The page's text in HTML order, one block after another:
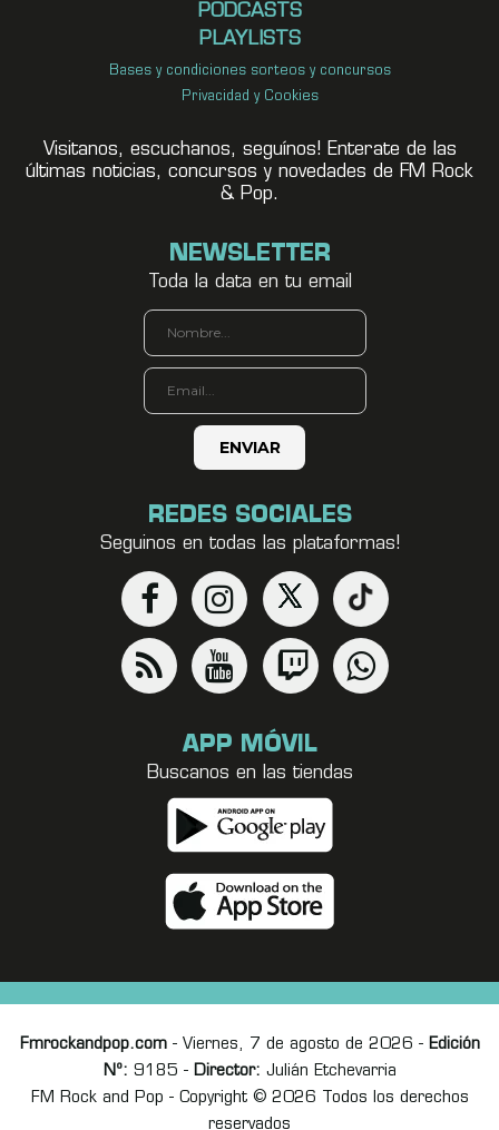
PODCASTS
PLAYLISTS
Bases y condiciones sorteos y concursos
Privacidad y Cookies
Visitanos, escuchanos, seguínos! Enterate de las
últimas noticias, concursos y novedades de FM Rock
& Pop.
NEWSLETTER
Toda la data en tu email
REDES SOCIALES
Seguinos en todas las plataformas!
APP MÓVIL
Buscanos en las tiendas
Fmrockandpop.com- Viernes, 7 de agosto de 2026 - Edición
Nº: 9185 - Director: Julián Etchevarria
FM Rock and Pop - Copyright © 2026 Todos los derechos
reservados